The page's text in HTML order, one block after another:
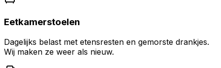
Eetkamerstoelen
Dagelijks belast met etensresten en gemorste drankjes.
Wij maken ze weer als nieuw.